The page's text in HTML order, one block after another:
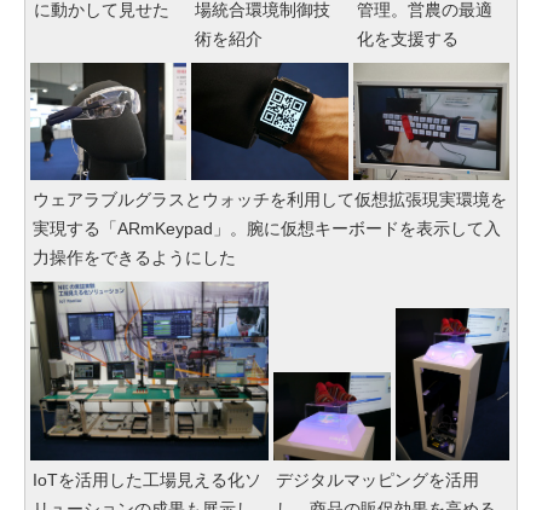
に動かして見せた
場統合環境制御技
術を紹介
管理。営農の最適
化を支援する
ウェアラブルグラスとウォッチを利用して仮想拡張現実環境を
実現する「ARmKeypad」。腕に仮想キーボードを表示して入
力操作をできるようにした
IoTを活用した工場見える化ソ
デジタルマッピングを活用